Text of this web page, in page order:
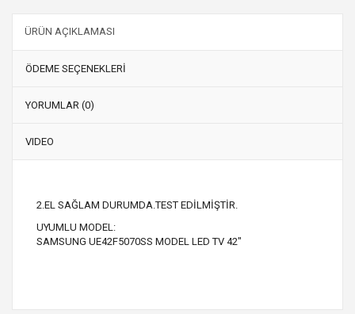
ÜRÜN AÇIKLAMASI
ÖDEME SEÇENEKLERİ
YORUMLAR (0)
VIDEO
2.EL SAĞLAM DURUMDA.TEST EDİLMİŞTİR.
UYUMLU MODEL:
SAMSUNG UE42F5070SS MODEL LED TV 42"